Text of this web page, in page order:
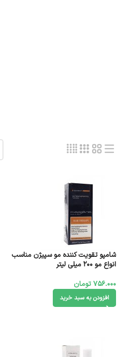
شامپو تقویت کننده مو سپیژن مناسب
انواع مو 200 میلی‌ لیتر
756.000تومان
افزودن به سبد خرید